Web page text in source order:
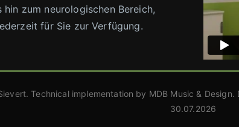
hin zum neurologischen Bereich,
für Sie zur Verfügung.
Technical implementation by MDB Music &
30.07.2026